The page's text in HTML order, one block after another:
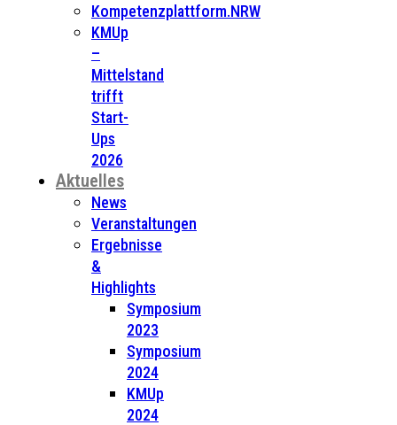
Kompetenzplattform.NRW
KMUp
–
Mittelstand
trifft
Start-
Ups
2026
Aktuelles
News
Veranstaltungen
Ergebnisse
&
Highlights
Symposium
2023
Symposium
2024
KMUp
2024